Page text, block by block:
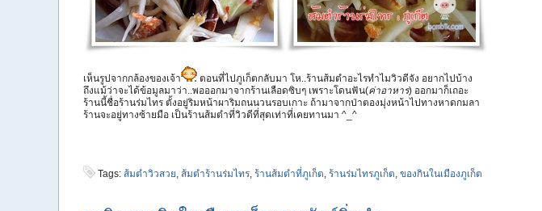
เห็นรูปจากกล้องของเจ้า
ตอนที่ไปภูเก็ตกลับมา โห..ร้านส้มตำอะไรทำไมวิวดีจัง อยากไปบ้าง
ถึงแม้ว่าจะได้ข้อมูลมาว่า..พอออกมาจากร้านเลือดซิบๆ เพราะโดนฟัน(ค่าอาหาร) ออกมาก็เถอะ
ร้านนี้ชื่อร้านร่มไทร ตั้งอยู่ริมหน้าผาริมถนนวนรอบเกาะ ถ้ามาจากป่าตองมุ่งหน้าไปทางหาดกมลา
ร้านจะอยู่ทางซ้ายมือ เป็นร้านส้มตำที่วิวดีที่สุดเท่าที่เคยทานมา ^_^
Tags: ส้มตำวิวสวย, ส้มตำร้านร่มไทร, ร้านส้มตำที่ภูเก็ต, ร้านร่มไทรภูเก็ต, ของกินในเมืองภูเก็ต